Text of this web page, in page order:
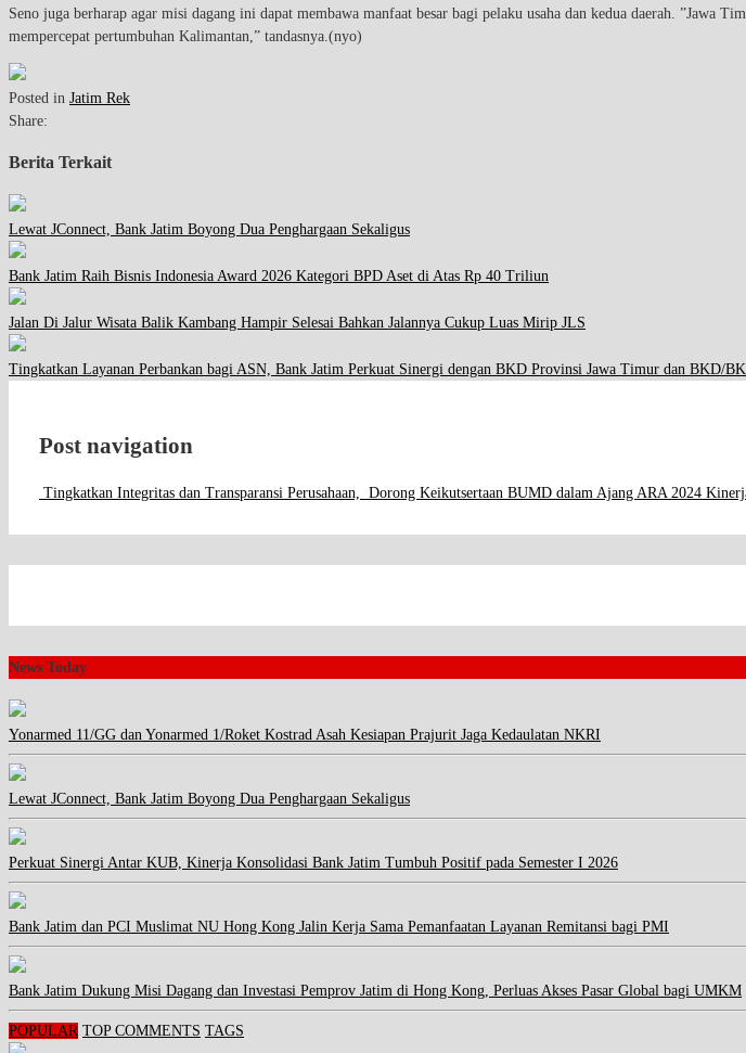
Seno juga berharap agar misi dagang ini dapat membawa manfaat besar bagi pelaku usaha dan kedua daerah. ”Jawa
mempercepat pertumbuhan Kalimantan,” tandasnya.(nyo)
Posted in Jatim Rek
Share:
Berita Terkait
Lewat JConnect, Bank Jatim Boyong Dua Penghargaan Sekaligus
Bank Jatim Raih Bisnis Indonesia Award 2026 Kategori BPD Aset di Atas Rp 40 Triliun
Jalan Di Jalur Wisata Balik Kambang Hampir Selesai Bahkan Jalannya Cukup Luas Mirip JLS
Tingkatkan Layanan Perbankan bagi ASN, Bank Jatim Perkuat Sinergi dengan BKD Provinsi Jawa Timur dan BKD/
Post navigation
Tingkatkan Integritas dan Transparansi Perusahaan, Dorong Keikutsertaan BUMD dalam Ajang ARA 2024
News Today
Yonarmed 11/GG dan Yonarmed 1/Roket Kostrad Asah Kesiapan Prajurit Jaga Kedaulatan NKRI
Lewat JConnect, Bank Jatim Boyong Dua Penghargaan Sekaligus
Perkuat Sinergi Antar KUB, Kinerja Konsolidasi Bank Jatim Tumbuh Positif pada Semester I 2026
Bank Jatim dan PCI Muslimat NU Hong Kong Jalin Kerja Sama Pemanfaatan Layanan Remitansi bagi PMI
Bank Jatim Dukung Misi Dagang dan Investasi Pemprov Jatim di Hong Kong, Perluas Akses Pasar Global bagi UMKM
POPULAR TOP COMMENTS TAGS